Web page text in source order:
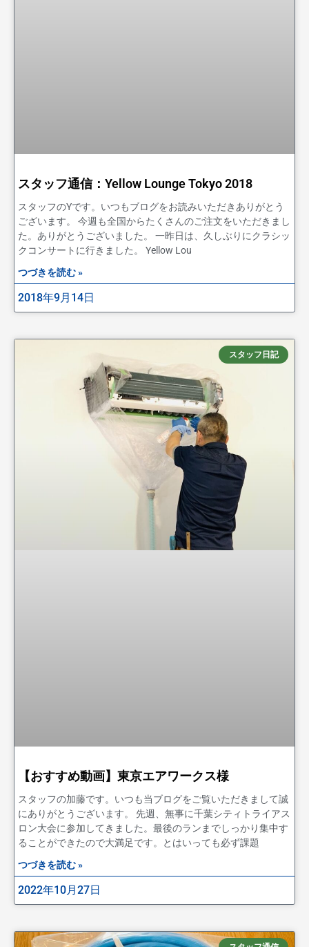
スタッフ通信：Yellow Lounge Tokyo 2018
スタッフのYです。いつもブログをお読みいただきありがとう
ございます。 今週も全国からたくさんのご注文をいただきまし
た。ありがとうございました。 一昨日は、久しぶりにクラシッ
クコンサートに行きました。 Yellow Lou
つづきを読む »
2018年9月14日
スタッフ日記
【おすすめ動画】東京エアワークス様
スタッフの加藤です。いつも当ブログをご覧いただきまして誠
にありがとうございます。 先週、無事に千葉シティトライアス
ロン大会に参加してきました。最後のランまでしっかり集中す
ることができたので大満足です。とはいっても必ず課題
つづきを読む »
2022年10月27日